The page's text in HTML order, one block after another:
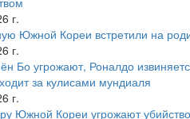
г.
Южной Кореи встретили на
г.
Бо угрожают, Роналдо
за кулисами мундиаля
г.
Южной Кореи угрожают